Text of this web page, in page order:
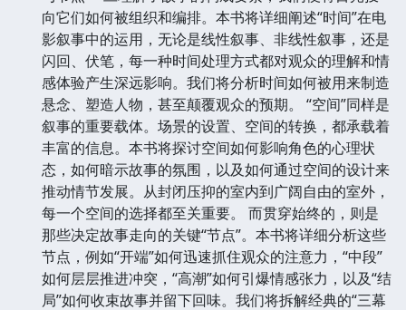
向它们如何被组织和编排。本书将详细阐述“时间”在电
影叙事中的运用，无论是线性叙事、非线性叙事，还是
闪回、伏笔，每一种时间处理方式都对观众的理解和情
感体验产生深远影响。我们将分析时间如何被用来制造
悬念、塑造人物，甚至颠覆观众的预期。 “空间”同样是
叙事的重要载体。场景的设置、空间的转换，都承载着
丰富的信息。本书将探讨空间如何影响角色的心理状
态，如何暗示故事的氛围，以及如何通过空间的设计来
推动情节发展。从封闭压抑的室内到广阔自由的室外，
每一个空间的选择都至关重要。 而贯穿始终的，则是
那些决定故事走向的关键“节点”。本书将详细分析这些
节点，例如“开端”如何迅速抓住观众的注意力，“中段”
如何层层推进冲突，“高潮”如何引爆情感张力，以及“结
局”如何收束故事并留下回味。我们将拆解经典的“三幕